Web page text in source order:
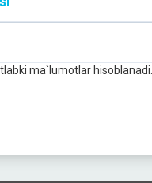
ma`lumotlar hisoblanadi.